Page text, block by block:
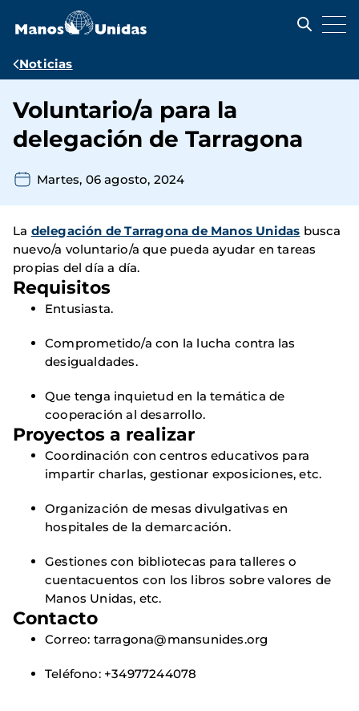
contenido
Ruta
navegación
Noticias
Voluntario/a para la
delegación de Tarragona
Martes, 06 agosto, 2024
La delegación de Tarragona de Manos Unidas busca
nuevo/a voluntario/a que pueda ayudar en tareas
propias del día a día.
Requisitos
Entusiasta.
Comprometido/a con la lucha contra las
desigualdades.
Que tenga inquietud en la temática de
cooperación al desarrollo.
Proyectos a realizar
Coordinación con centros educativos para
impartir charlas, gestionar exposiciones, etc.
Organización de mesas divulgativas en
hospitales de la demarcación.
Gestiones con bibliotecas para talleres o
cuentacuentos con los libros sobre valores de
Manos Unidas, etc.
Contacto
Correo: tarragona@mansunides.org
Teléfono: +34977244078